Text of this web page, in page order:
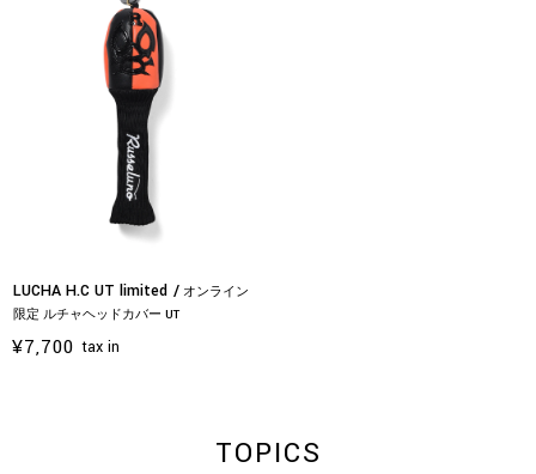
LUCHA H.C UT limited
オンライン
限定 ルチャヘッドカバー UT
¥7,700 tax in
TOPICS